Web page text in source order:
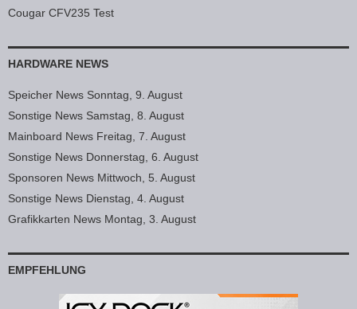
Cougar CFV235 Test
HARDWARE NEWS
Speicher News Sonntag, 9. August
Sonstige News Samstag, 8. August
Mainboard News Freitag, 7. August
Sonstige News Donnerstag, 6. August
Sponsoren News Mittwoch, 5. August
Sonstige News Dienstag, 4. August
Grafikkarten News Montag, 3. August
EMPFEHLUNG